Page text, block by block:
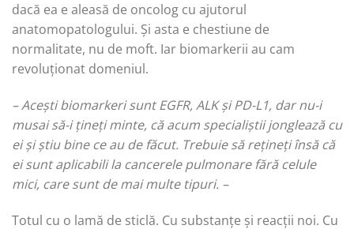
dacă ea e aleasă de oncolog cu ajutorul
anatomopatologului. Și asta e chestiune de
normalitate, nu de moft. Iar biomarkerii au cam
revoluționat domeniul.
– Acești biomarkeri sunt EGFR, ALK și PD-L1, dar nu-i
musai să-i țineți minte, că acum specialiștii jonglează cu
ei și știu bine ce au de făcut. Trebuie să rețineți însă că
ei sunt aplicabili la cancerele pulmonare fără celule
mici, care sunt de mai multe tipuri. –
Totul cu o lamă de sticlă. Cu substanțe și reacții noi. Cu